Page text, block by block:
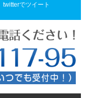
twitterでツイート